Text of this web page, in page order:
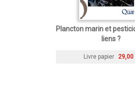
Plancton marin et
liens ?
Livre papier 29,00